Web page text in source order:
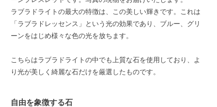
ラブラドライトの最大の特徴は、この美しい輝きです。これは
「ラブラドレッセンス」という光の効果であり、ブルー、グリ
ーンをはじめ様々な色の光を放ちます。
こちらはラブラドライトの中でも上質な石を使用しており、よ
り光が美しく綺麗な石だけを厳選したものです。
自由を象徴する石